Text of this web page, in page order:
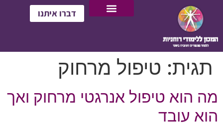
דברו איתנו
תגית: טיפול מרחוק
מה הוא טיפול אנרגטי מרחוק ואך
הוא עובד